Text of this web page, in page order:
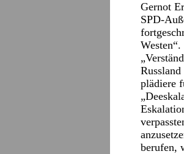
Gernot
SPD-
plädiere
berufen,